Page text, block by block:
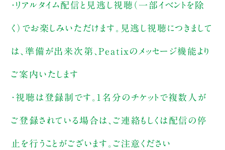
・リアルタイム配信と見逃し視聴（一部イベントを除
く）でお楽しみいただけます。見逃し視聴につきまして
は、準備が出来次第、Peatixのメッセージ機能より
ご案内いたします
・視聴は登録制です。1名分のチケットで複数人が
ご登録されている場合は、ご連絡もしくは配信の停
止を行うことがございます。ご注意ください